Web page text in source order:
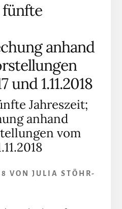
fünfte
anhand
und 1.11.2018
Jahreszeit;
anhand
vom
VON JULIA STÖHR-